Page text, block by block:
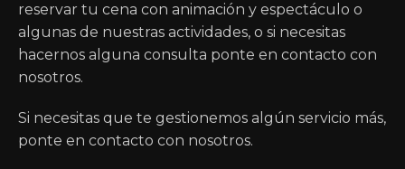
reservar tu cena con animación y espectáculo o
algunas de nuestras actividades, o si necesitas
hacernos alguna consulta ponte en contacto con
nosotros.
Si necesitas que te gestionemos algún servicio más,
ponte en contacto con nosotros.